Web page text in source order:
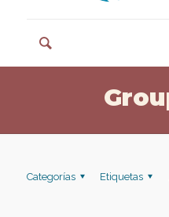
Categorías Etiquetas